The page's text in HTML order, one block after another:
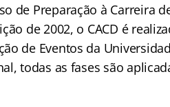
de Preparação à Carreira
de 2002, o CACD é
de Eventos da
todas as fases são